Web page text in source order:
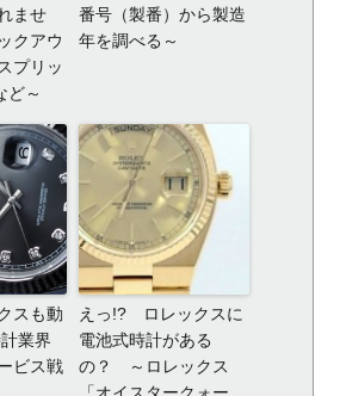
ませ
クアウ
プリッ
ど～
番号（製番）から製造
年を調べる～
スも動
業界
ビス戦
えっ!? ロレックスに
電池式時計がある
の？ ～ロレックス